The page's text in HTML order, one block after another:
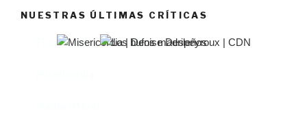
NUESTRAS ÚLTIMAS CRÍTICAS
El castillo de Lindabridis